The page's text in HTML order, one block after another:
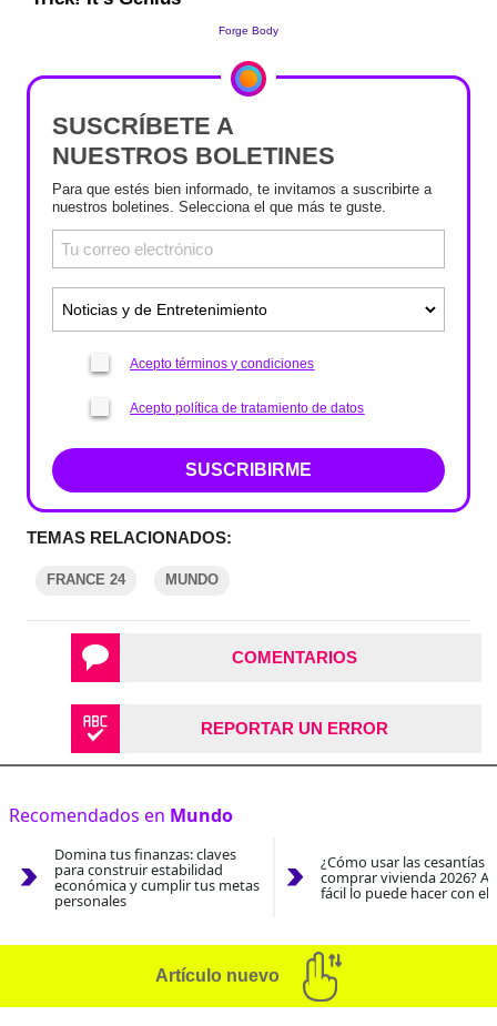
SUSCRÍBETE A
NUESTROS BOLETINES
Para que estés bien informado, te invitamos a suscribirte a
nuestros boletines. Selecciona el que más te guste.
Acepto términos y condiciones
Acepto política de tratamiento de datos
SUSCRIBIRME
TEMAS RELACIONADOS:
FRANCE 24 MUNDO
COMENTARIOS
REPORTAR UN ERROR
Recomendados en Mundo
Domina tus finanzas: claves
para construir estabilidad
económica y cumplir tus metas
personales
¿Cómo usar las cesantías
comprar vivienda 2026?
fácil lo puede hacer con el
Artículo nuevo